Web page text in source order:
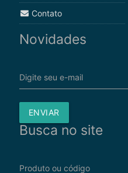
Contato
Novidades
Digite seu e-mail
ENVIAR
Busca no site
Produto ou código